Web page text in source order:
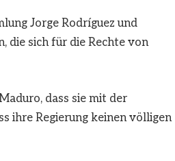
Jorge Rodríguez und
die sich für die Rechte von
dass sie mit der
ihre Regierung keinen völligen